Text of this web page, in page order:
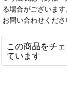
る場合がございま
お問い合わせくだ
この商品をチ
ています